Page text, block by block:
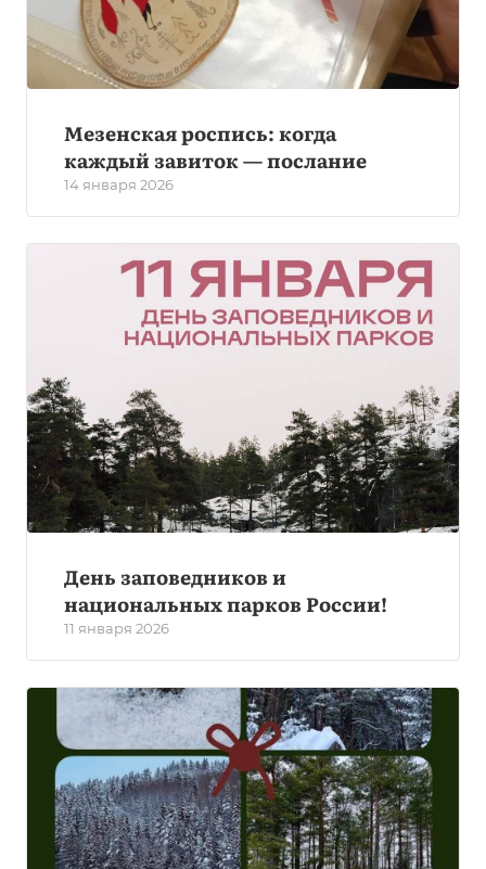
Мезенская роспись: когда
каждый завиток — послание
14 января 2026
День заповедников и
национальных парков России!
11 января 2026